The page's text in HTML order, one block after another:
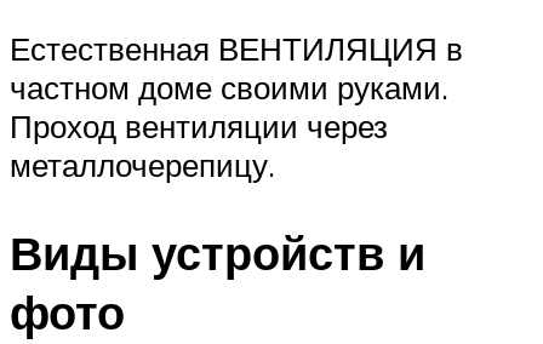
Естественная ВЕНТИЛЯЦИЯ в
частном доме своими руками.
Проход вентиляции через
металлочерепицу.
Виды устройств и
фото